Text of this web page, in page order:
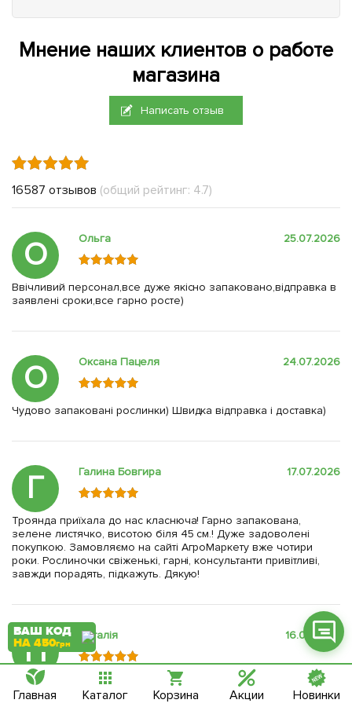
Мнение наших клиентов о работе
магазина
Написать отзыв
16587 отзывов (общий рейтинг: 4.7)
О Ольга 25.07.2026
Ввічливий персонал,все дуже якісно запаковано,відправка в
заявлені сроки,все гарно росте)
О Оксана Пацеля 24.07.2026
Чудово запаковані рослинки) Швидка відправка і доставка)
Г Галина Бовгира 17.07.2026
Троянда приїхала до нас класнюча! Гарно запакована,
зелене листячко, висотою біля 45 см.! Дуже задоволені
покупкою. Замовляємо на сайті АгроМаркету вже чотири
роки. Рослиночки свіженькі, гарні, консультанти привітливі,
завжди порадять, підкажуть. Дякую!
Н Наталія 16.07.2026
Замовляла вперше,запаковано чудово,троянди вже
зацвітають,прийнялись легко, все супер,вже рекомендую
Фейсбук
Телеграм
Інстаграм
Онлайн чат
ВАШ КОД
НА 450грн
Главная Каталог Корзина Акции Новинки